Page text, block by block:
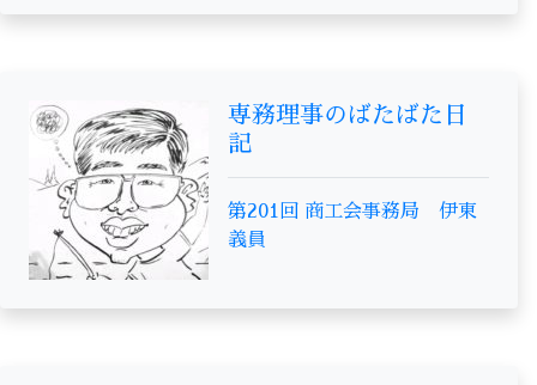
専務理事のばたばた日
記
第201回 商工会事務局 伊東
義員